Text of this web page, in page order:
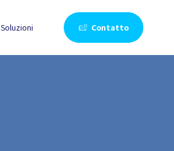
Contatto
Soluzioni